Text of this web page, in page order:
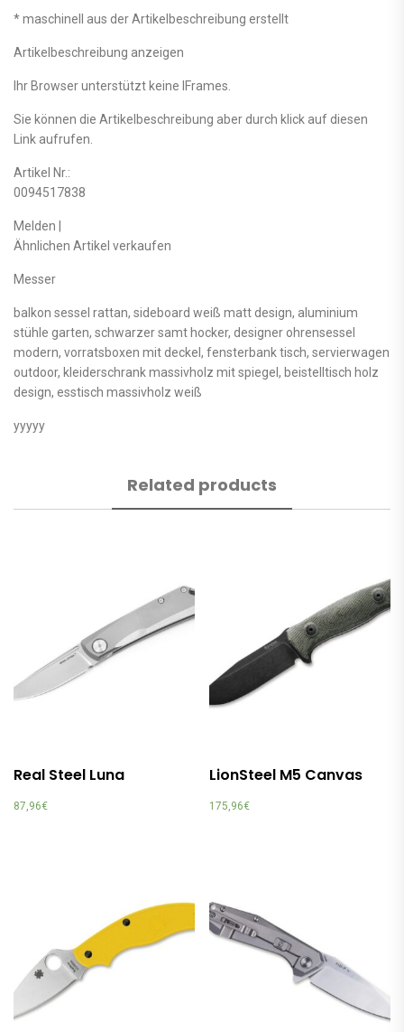
* maschinell aus der Artikelbeschreibung erstellt
Artikelbeschreibung anzeigen
Ihr Browser unterstützt keine IFrames.
Sie können die Artikelbeschreibung aber durch klick auf diesen
Link aufrufen.
Artikel Nr.:
0094517838
Melden |
Ähnlichen Artikel verkaufen
Messer
balkon sessel rattan, sideboard weiß matt design, aluminium
stühle garten, schwarzer samt hocker, designer ohrensessel
modern, vorratsboxen mit deckel, fensterbank tisch, servierwagen
outdoor, kleiderschrank massivholz mit spiegel, beistelltisch holz
design, esstisch massivholz weiß
yyyyy
Related products
Real Steel Luna
87,96€
LionSteel M5 Canvas
175,96€